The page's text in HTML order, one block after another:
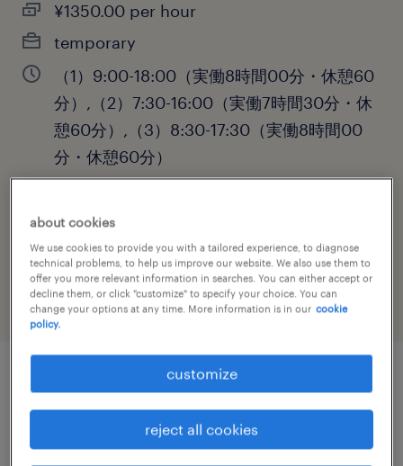
¥1350.00 per hour
temporary
（1）9:00-18:00（実働8時間00分・休憩60
分）,（2）7:30-16:00（実働7時間30分・休
憩60分）,（3）8:30-17:30（実働8時間00
分・休憩60分）
job category
warehousing & distribution
job details
職種
about cookies
We use cookies to provide you with a tailored experience, to diagnose
technical problems, to help us improve our website. We also use them to
offer you more relevant information in searches. You can either accept or
decline them, or click "customize" to specify your choice. You can
change your options at any time. More information is in our cookie
policy.
customize
reject all cookies